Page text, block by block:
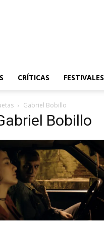
CRÍTICAS FESTIVALES
Gabriel Bobillo
Bobillo